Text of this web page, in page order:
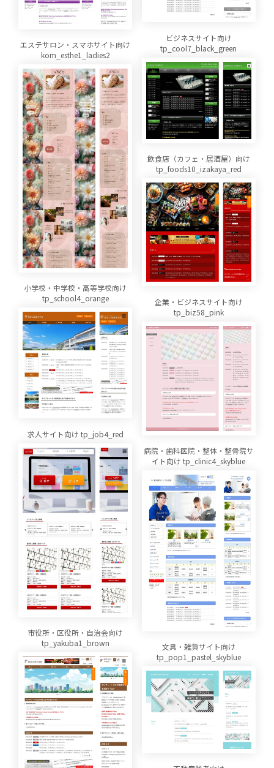
ビジネスサイト向け
tp_cool7_black_green
エステサロン・スマホサイト向け
kom_esthe1_ladies2
飲食店（カフェ・居酒屋）向け
tp_foods10_izakaya_red
小学校・中学校・高等学校向け
tp_school4_orange
企業・ビジネスサイト向け
tp_biz58_pink
求人サイト向け tp_job4_red
病院・歯科医院・整体・整骨院サ
イト向け tp_clinic4_skyblue
市役所・区役所・自治会向け
tp_yakuba1_brown
文具・雑貨サイト向け
tp_pop1_pastel_skyblue